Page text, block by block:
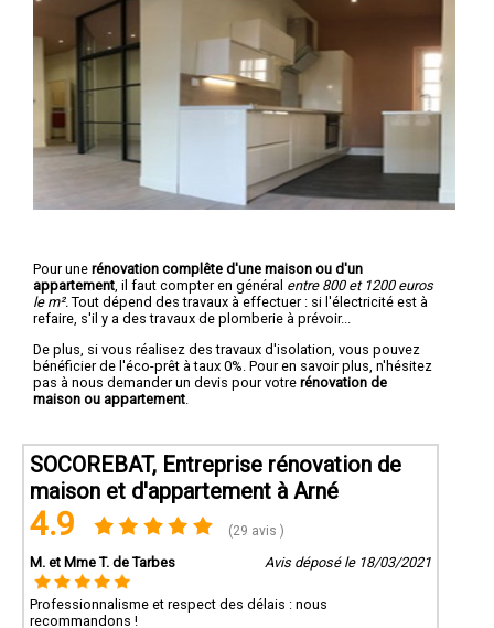
Pour une rénovation complête d'une maison ou d'un
appartement , il faut compter en général entre 800 et 1200 euros
le m². Tout dépend des travaux à effectuer : si l'électricité est à
refaire, s'il y a des travaux de plomberie à prévoir...
De plus, si vous réalisez des travaux d'isolation, vous pouvez
bénéficier de l'éco-prêt à taux 0%. Pour en savoir plus, n'hésitez
pas à nous demander un devis pour votre rénovation de
maison ou appartement
SOCOREBAT, Entreprise rénovation de
maison et d'appartement à Arné
4.9 (29 avis )
M. et Mme T. de Tarbes Avis déposé le 18/03/2021
Professionnalisme et respect des délais : nous
recommandons !